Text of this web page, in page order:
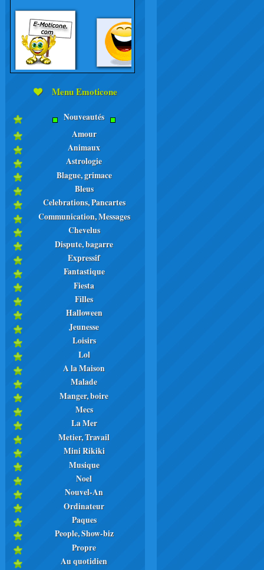
Menu Emoticone
Nouveautés
Amour
Animaux
Astrologie
Blague, grimace
Bleus
Celebrations, Pancartes
Communication, Messages
Chevelus
Dispute, bagarre
Expressif
Fantastique
Fiesta
Filles
Halloween
Jeunesse
Loisirs
Lol
A la Maison
Malade
Manger, boire
Mecs
La Mer
Metier, Travail
Mini Rikiki
Musique
Noel
Nouvel-An
Ordinateur
Paques
People, Show-biz
Propre
Au quotidien